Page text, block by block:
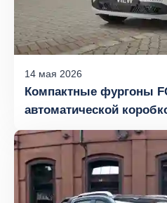
14 мая 2026
Компактные фургоны
автоматической
настоящим
рынке уже в первый